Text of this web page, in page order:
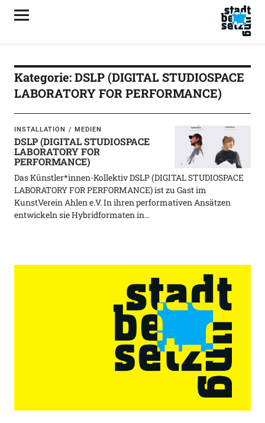
Kategorie:DSLP (DIGITAL STUDIOSPACE
LABORATORY FOR PERFORMANCE)
INSTALLATION MEDIEN
DSLP (DIGITAL STUDIOSPACE
LABORATORY FOR
PERFORMANCE)
Das Künstler*innen-Kollektiv DSLP (DIGITAL STUDIOSPACE
LABORATORY FOR PERFORMANCE) ist zu Gast im
KunstVerein Ahlen e.V. In ihren performativen Ansätzen
entwickeln sie Hybridformaten in…